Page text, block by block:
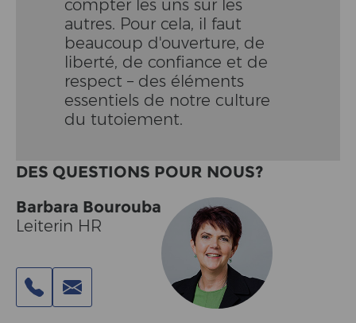
compter les uns sur les
autres. Pour cela, il faut
beaucoup d'ouverture, de
liberté, de confiance et de
respect – des éléments
essentiels de notre culture
du tutoiement.
DES QUESTIONS POUR NOUS?
Barbara Bourouba
Leiterin HR